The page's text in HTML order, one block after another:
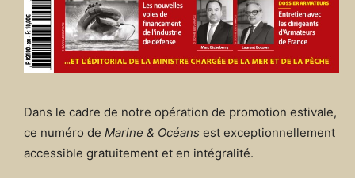
Dans le cadre de notre opération de promotion estivale,
ce numéro de Marine & Océans est exceptionnellement
accessible gratuitement et en intégralité.